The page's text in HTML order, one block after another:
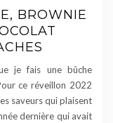
BROWNIE
je fais une bûche
ce réveillon 2022
saveurs qui plaisent
dernière qui avait